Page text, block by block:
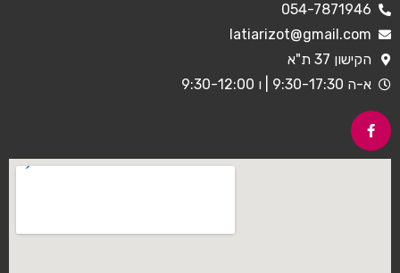
054-7871946
latiarizot@gmail.com
הקישון 37 ת"א
א-ה 9:30-17:30 | ו 9:30-12:00